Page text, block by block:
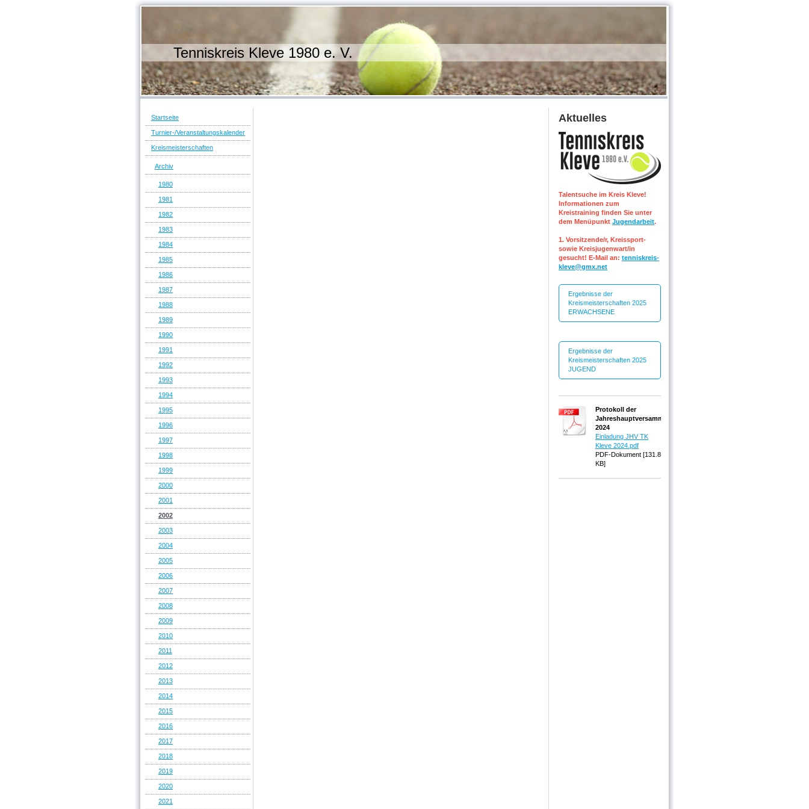
Tenniskreis Kleve 1980 e. V.
Startseite
Turnier-/Veranstaltungskalender
Kreismeisterschaften
Archiv
1980
1981
1982
1983
1984
1985
1986
1987
1988
1989
1990
1991
1992
1993
1994
1995
1996
1997
1998
1999
2000
2001
2002
2003
2004
2005
2006
2007
2008
2009
2010
2011
2012
2013
2014
2015
2016
2017
2018
2019
2020
2021
Aktuelles
Talentsuche im Kreis Kleve!
Informationen zum
Kreistraining finden Sie unter
dem Menüpunkt Jugendarbeit.
1. Vorsitzende/r, Kreissport-
sowie Kreisjugenwart/in
gesucht! E-Mail an: tenniskreis-
kleve@gmx.net
Ergebnisse der
Kreismeisterschaften 2025
ERWACHSENE
Ergebnisse der
Kreismeisterschaften 2025
JUGEND
Protokoll der
Jahreshauptversammlung
2024
Einladung JHV TK
Kleve 2024.pdf
PDF-Dokument [131.8
KB]